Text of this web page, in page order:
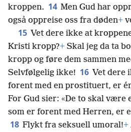
kroppen. 14 Men Gud har
også oppreise oss fra døden+
15 Vet dere ikke at
Kristi kropp?+ Skal jeg da ta
kropp og føre dem sammen
Selvfølgelig ikke! 16 Vet dere
forent med en prostituert, er
For Gud sier: «De to skal være
som er forent med Herren, er
18 Flykt fra seksuell umoral!+